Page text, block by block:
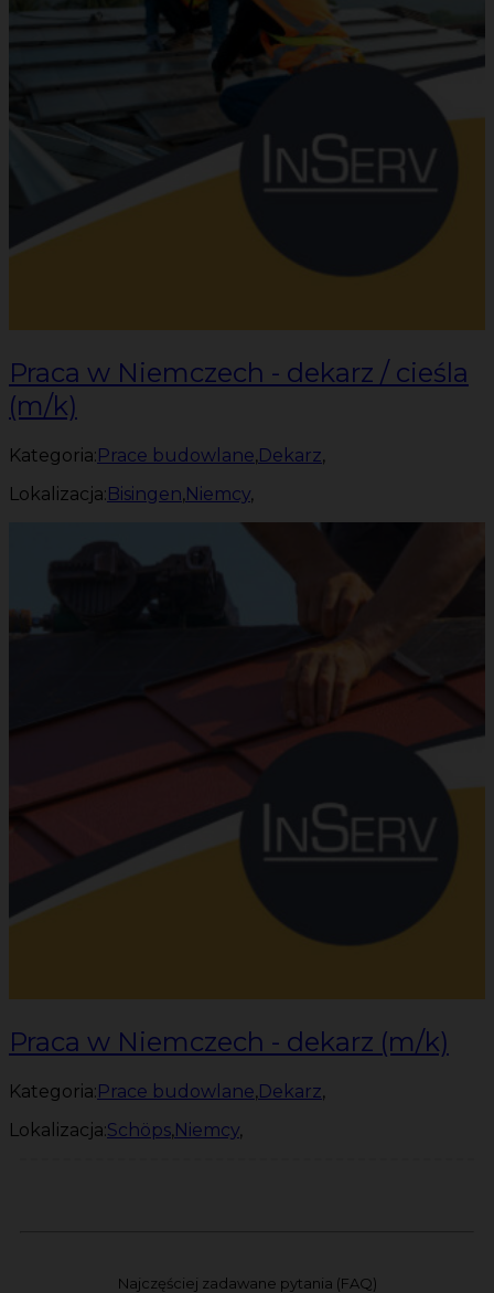
Praca w Niemczech - dekarz / cieśla
(m/k)
Kategoria:Prace budowlane,Dekarz,
Lokalizacja:Bisingen,Niemcy,
Praca w Niemczech - dekarz (m/k)
Kategoria:Prace budowlane,Dekarz,
Lokalizacja:Schöps,Niemcy,
Najczęściej zadawane pytania (FAQ)